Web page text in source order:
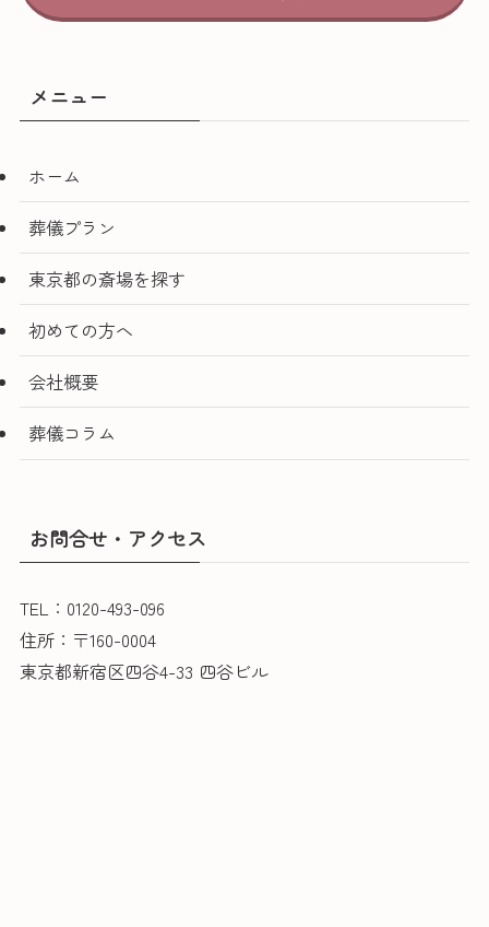
メニュー
ホーム
葬儀プラン
東京都の斎場を探す
初めての方へ
会社概要
葬儀コラム
お問合せ・アクセス
TEL：0120-493-096
住所：〒160-0004
東京都新宿区四谷4-33 四谷ビル